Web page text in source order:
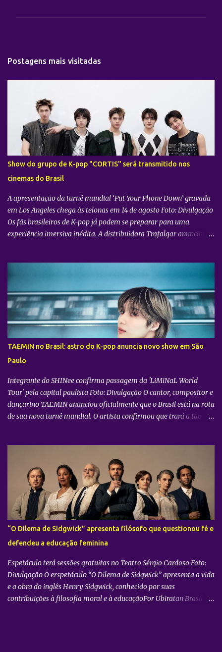
r
Postagens mais visitadas
Show do grupo de K-pop "CORTIS" será transmitido nos
cinemas do Brasil
A apresentação da turnê mundial ‘Put Your Phone Down’ gravada
em Los Angeles chega às telonas em 14 de agosto Foto: Divulgação
Os fãs brasileiros de K-pop já podem se preparar para uma
experiência imersiva inédita. A distribuidora Trafalgar anunciou o
realizado diretamente do YouTube Theater , na cidade de Los
Angeles (EUA). O objetivo da ação é proporcionar ao público uma
vivência cinematográfica com som e imagem de alta qualidade,
conectando os fãs de todo o mundo à energia da primeira turnê
mundial do quinteto. Produzido pela gigante do entretenimento
asiático HYBE e distribuído globalmente pela Trafalgar, o evento
promete transportar o fandom — conhecido oficialmente como
COERS — para o centro da apresentação. Como um bônus especial
para as sessões nos cine...
TAEMIN no Brasil: astro do K-pop anuncia novo show em São
Paulo
Integrante do SHINee confirma passagem da 'LiMiNaL World
Tour' pela capital paulista Foto: Divulgação O cantor, compositor e
dançarino TAEMIN anunciou oficialmente que o Brasil está na rota
de sua nova turnê mundial. O artista confirmou que trará a tão
excursão do astro rodará o mundo com apresentações distribuídas
pela Ásia, América do Norte e América do Sul. Além do aguardado
encontro com os fãs brasileiros em São Paulo, a agenda
internacional do artista tem paradas confirmadas em metrópoles
como Seul, San José, Los Angeles, Las Vegas, Grand Prairie,
Chicago, Newark, Monterrey, Cidade do México, Santiago e Lima.
Retorno após sucesso como solista no país Foto: Divulgação A
confirmação do novo espetáculo firma o rápido retorno de
TAEMIN ...
“O Dilema de Sidgwick” apresenta filósofo que questionou fé e
defendeu a educação feminina
Espetáculo terá sessões gratuitas no Teatro Sérgio Cardoso Foto:
Divulgação O erspetáculo “O Dilema de Sidgwick” apresenta a vida
e a obra do inglês Henry Sidgwick, conhecido por suas
contribuições à filosofia moral e à educaçãoPor Ubiratan Brasil